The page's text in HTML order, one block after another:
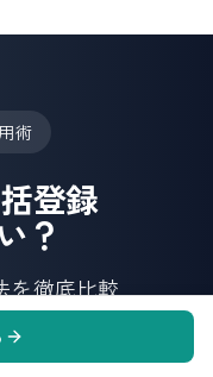
術
登録
？
を徹底比較